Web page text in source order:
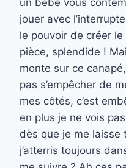
un bébé vous
jouer avec
le pouvoir de créer
pièce, splendide !
monte sur ce
pas s’empêcher de
mes côtés, c’est
en plus je ne vois
dès que je me laisse
j’atterris toujours